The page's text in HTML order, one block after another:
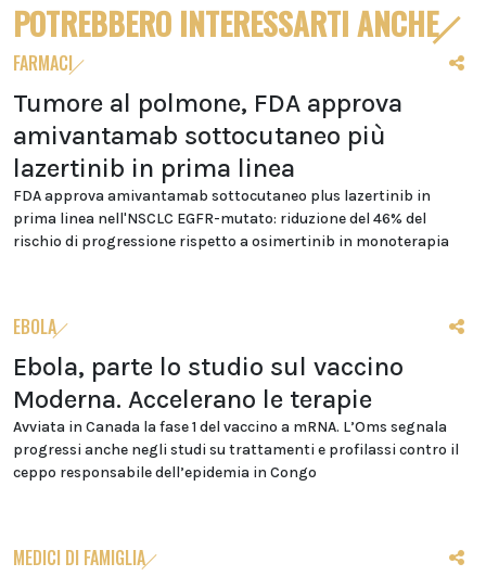
POTREBBERO INTERESSARTI ANCHE
FARMACI
Tumore al polmone, FDA approva
amivantamab sottocutaneo più
lazertinib in prima linea
FDA approva amivantamab sottocutaneo plus lazertinib in
prima linea nell'NSCLC EGFR-mutato: riduzione del 46% del
rischio di progressione rispetto a osimertinib in monoterapia
EBOLA
Ebola, parte lo studio sul vaccino
Moderna. Accelerano le terapie
Avviata in Canada la fase 1 del vaccino a mRNA. L’Oms segnala
progressi anche negli studi su trattamenti e profilassi contro il
ceppo responsabile dell’epidemia in Congo
MEDICI DI FAMIGLIA